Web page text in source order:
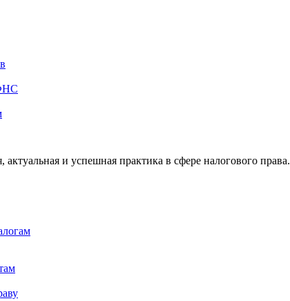
и успешная практика в сфере налогового права.